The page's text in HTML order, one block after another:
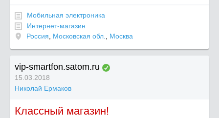
Мобильная электроника
Интернет-магазин
Россия
Московская обл. Москва
vip-smartfon.satom.ru
15.03.2018
Николай Ермаков
Классный магазин!